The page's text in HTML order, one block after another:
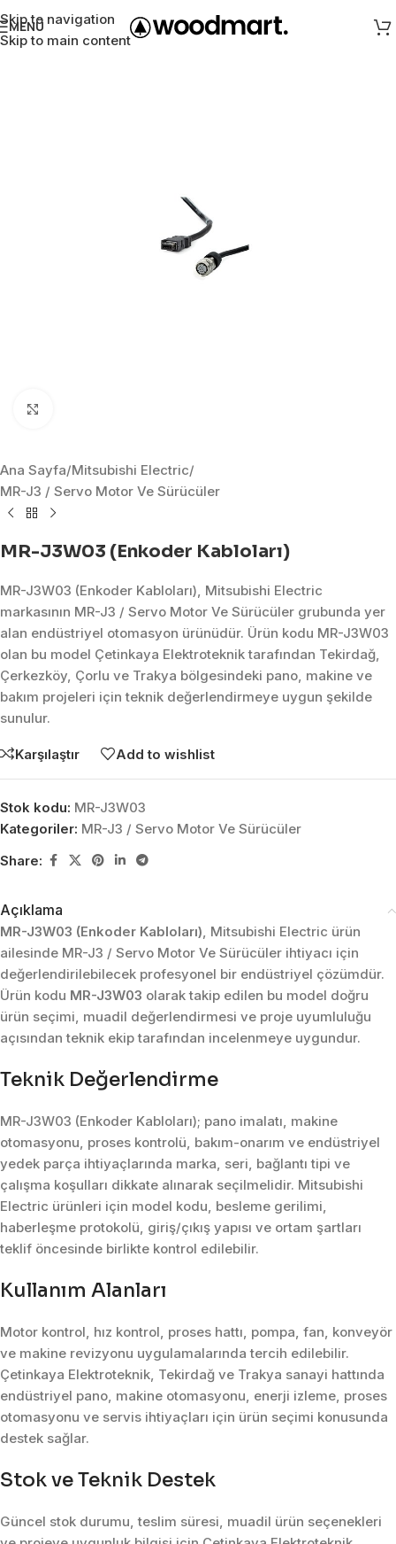
Skip to navigation
Skip to main content
MENÜ
Ana Sayfa/Mitsubishi Electric/
MR-J3 / Servo Motor Ve Sürücüler
MR-J3W03 (Enkoder Kabloları)
MR-J3W03 (Enkoder Kabloları), Mitsubishi Electric
markasının MR-J3 / Servo Motor Ve Sürücüler grubunda yer
alan endüstriyel otomasyon ürünüdür. Ürün kodu MR-J3W03
olan bu model Çetinkaya Elektroteknik tarafından Tekirdağ,
Çerkezköy, Çorlu ve Trakya bölgesindeki pano, makine ve
bakım projeleri için teknik değerlendirmeye uygun şekilde
sunulur.
Karşılaştır Add to wishlist
Stok kodu: MR-J3W03
Kategoriler: MR-J3 / Servo Motor Ve Sürücüler
Share:
Açıklama
MR-J3W03 (Enkoder Kabloları), Mitsubishi Electric ürün
ailesinde MR-J3 / Servo Motor Ve Sürücüler ihtiyacı için
değerlendirilebilecek profesyonel bir endüstriyel çözümdür.
Ürün kodu MR-J3W03 olarak takip edilen bu model doğru
ürün seçimi, muadil değerlendirmesi ve proje uyumluluğu
açısından teknik ekip tarafından incelenmeye uygundur.
Teknik Değerlendirme
MR-J3W03 (Enkoder Kabloları); pano imalatı, makine
otomasyonu, proses kontrolü, bakım-onarım ve endüstriyel
yedek parça ihtiyaçlarında marka, seri, bağlantı tipi ve
çalışma koşulları dikkate alınarak seçilmelidir. Mitsubishi
Electric ürünleri için model kodu, besleme gerilimi,
haberleşme protokolü, giriş/çıkış yapısı ve ortam şartları
teklif öncesinde birlikte kontrol edilebilir.
Kullanım Alanları
Motor kontrol, hız kontrol, proses hattı, pompa, fan, konveyör
ve makine revizyonu uygulamalarında tercih edilebilir.
Çetinkaya Elektroteknik, Tekirdağ ve Trakya sanayi hattında
endüstriyel pano, makine otomasyonu, enerji izleme, proses
otomasyonu ve servis ihtiyaçları için ürün seçimi konusunda
destek sağlar.
Stok ve Teknik Destek
Güncel stok durumu, teslim süresi, muadil ürün seçenekleri